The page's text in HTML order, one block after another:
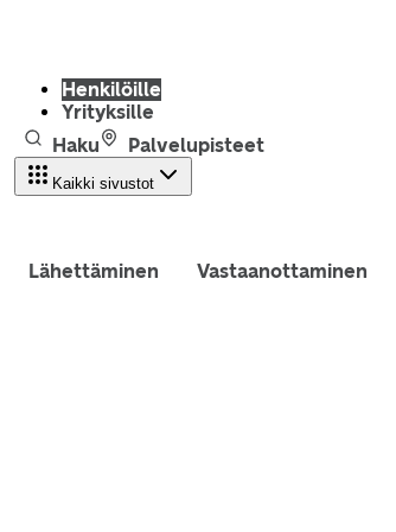
Henkilöille
Yrityksille
Haku
Palvelupisteet
Kaikki sivustot
Lähettäminen Vastaanottaminen